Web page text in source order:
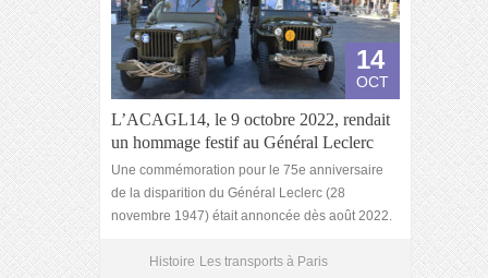
14
OCT
L’ACAGL14, le 9 octobre 2022, rendait
un hommage festif au Général Leclerc
Une commémoration pour le 75e anniversaire
de la disparition du Général Leclerc (28
novembre 1947) était annoncée dès août 2022.
Histoire Les transports à Paris